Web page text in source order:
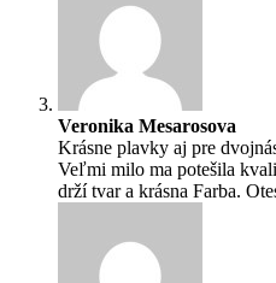
Veronika Mesarosova
Krásne plavky aj pre
Veľmi milo ma potešila
drží tvar a krásna Farba.